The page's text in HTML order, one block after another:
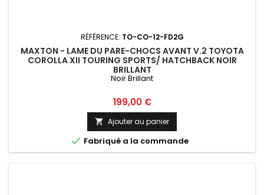
RÉFÉRENCE: TO-CO-12-FD2G
MAXTON - LAME DU PARE-CHOCS AVANT V.2 TOYOTA
COROLLA XII TOURING SPORTS/ HATCHBACK NOIR
BRILLANT
Noir Brillant
Prix
199,00 €
 Ajouter au panier
 Fabriqué a la commande